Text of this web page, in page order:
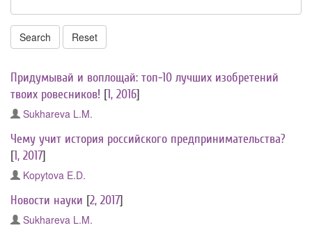
Search Reset
Придумывай и воплощай: топ-10 лучших изобретений
твоих ровесников! [1, 2016]
Sukhareva L.M.
Чему учит история российского предпринимательства?
[1, 2017]
Kopytova E.D.
Новости науки [2, 2017]
Sukhareva L.M.